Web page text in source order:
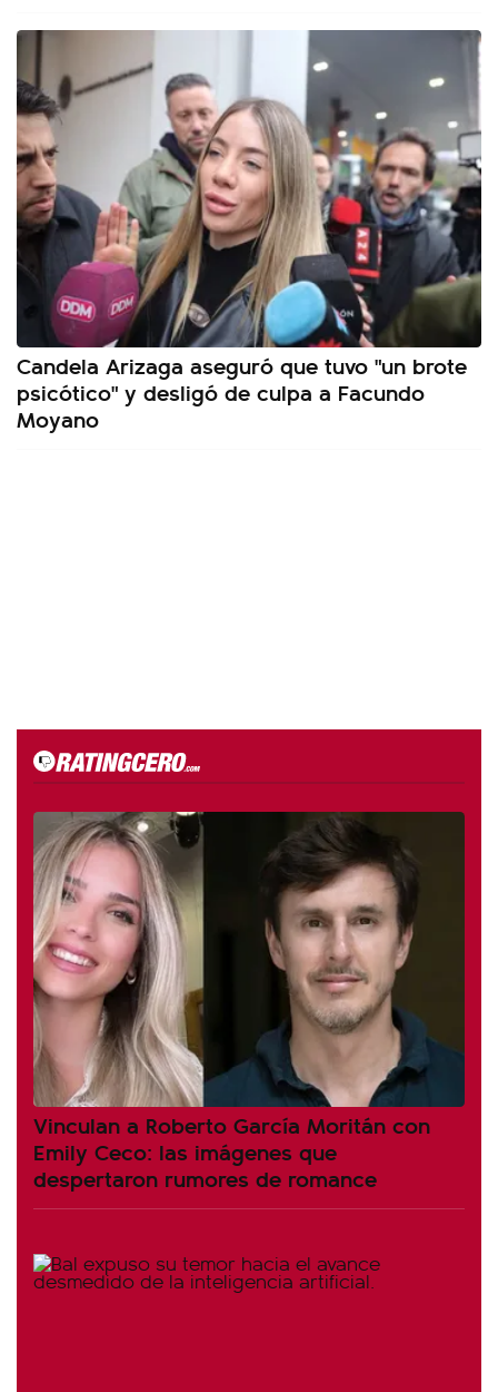
Candela Arizaga aseguró que tuvo "un brote
psicótico" y desligó de culpa a Facundo
Moyano
Vinculan a Roberto García Moritán con
Emily Ceco: las imágenes que
despertaron rumores de romance